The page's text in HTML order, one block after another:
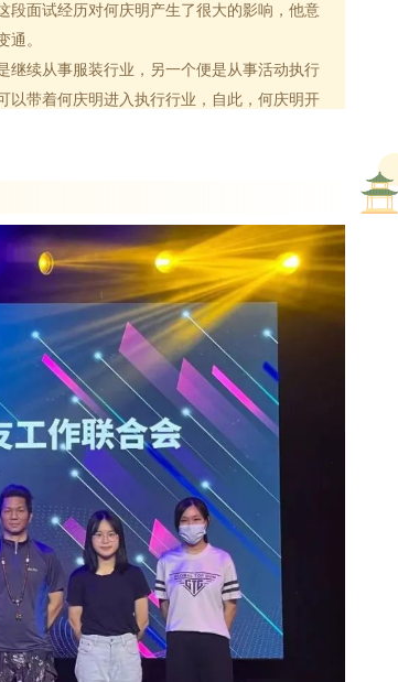
段面试经历对何庆明产生了很大的影响，他意
。
续从事服装行业，另一个便是从事活动执行
以带着何庆明进入执行行业，自此，何庆明开
业态度外，最重要的是提升自身资源整合能
。从外沿设计、外延能力以及供应商，何庆
司的营销方式从主动销售转变为现有客户介
，客户除了公司口碑，也开始关注、比较价
仍然有十足信心，尽管疫情给会展行业带来
容应对。
只是一次偶然的机会，如果当时做了另一个
的选择都坚持住，并用心去做，也是有力量